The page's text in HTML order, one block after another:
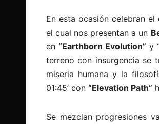
En esta ocasión celebran
el cual nos presentan a un
en“Earthborn Evolution” y
terreno con insurgencia se
miseria humana y la
01:45’ con “Elevation Path”
Se mezclan progresiones